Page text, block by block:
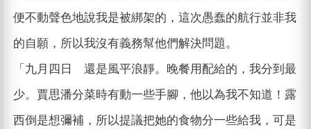
便不動聲色地說我是被綁架的，這次愚蠢的航行並非我
的自願，所以我沒有義務幫他們解決問題。
「九月四日 還是風平浪靜。晚餐用配給的，我分到最
少。賈思潘分菜時有動一些手腳，他以為我不知道！露
西倒是想彌補，所以提議把她的食物分一些給我，可是